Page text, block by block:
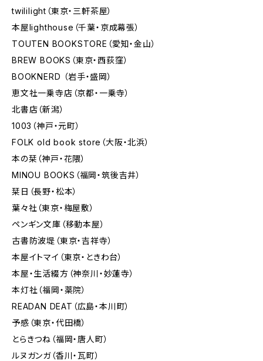
twililight（東京・三軒茶屋）
本屋lighthouse（千葉・京成幕張）
TOUTEN BOOKSTORE（愛知・金山）
BREW BOOKS（東京・西荻窪）
BOOKNERD （岩手・盛岡）
恵文社一乗寺店（京都・一乗寺）
北書店（新潟）
1003（神戸・元町）
FOLK old book store（大阪・北浜）
本の栞（神戸・花隈）
MINOU BOOKS（福岡・筑後吉井）
栞日（長野・松本）
葉々社（東京・梅屋敷）
ペンギン文庫（移動本屋）
古書防波堤（東京・吉祥寺）
本屋イトマイ（東京・ときわ台）
本屋・生活綴方（神奈川・妙蓮寺）
本灯社（福岡・薬院）
READAN DEAT（広島・本川町）
予感（東京・代田橋）
とらきつね（福岡・唐人町）
ルヌガンガ（香川・瓦町）